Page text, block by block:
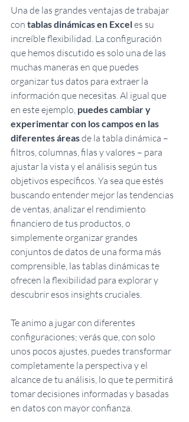
Una de las grandes ventajas de trabajar
con tablas dinámicas en Excel es su
increíble flexibilidad. La configuración
que hemos discutido es solo una de las
muchas maneras en que puedes
organizar tus datos para extraer la
información que necesitas. Al igual que
en este ejemplo, puedes cambiar y
experimentar con los campos en las
diferentes áreas de la tabla dinámica –
filtros, columnas, filas y valores – para
ajustar la vista y el análisis según tus
objetivos específicos. Ya sea que estés
buscando entender mejor las tendencias
de ventas, analizar el rendimiento
financiero de tus productos, o
simplemente organizar grandes
conjuntos de datos de una forma más
comprensible, las tablas dinámicas te
ofrecen la flexibilidad para explorar y
descubrir esos insights cruciales.
Te animo a jugar con diferentes
configuraciones; verás que, con solo
unos pocos ajustes, puedes transformar
completamente la perspectiva y el
alcance de tu análisis, lo que te permitirá
tomar decisiones informadas y basadas
en datos con mayor confianza.